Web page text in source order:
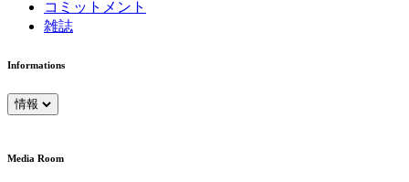
コミットメント
雑誌
Informations
情報
Media Room